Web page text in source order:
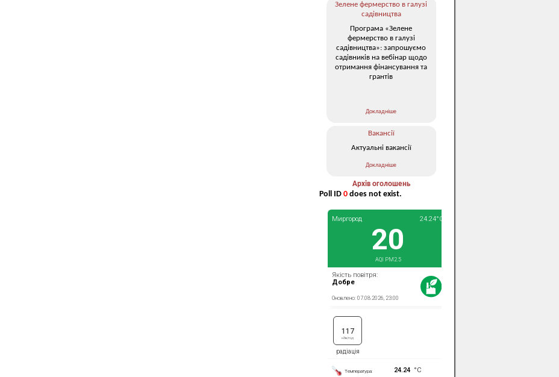
Зелене фермерство в галузі
садівництва
Програма «Зелене
фермерство в галузі
садівництва»: запрошуємо
садівників на вебінар щодо
отримання фінансування та
грантів
Докладніше
Вакансії
Актуальні вакансії
Докладніше
Архів оголошень
Poll ID 0 does not exist.